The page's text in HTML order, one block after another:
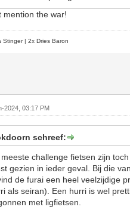
mention the war!
Stinger |2x Dries Baron
2024, 03:17 PM
schreef:
meeste challenge fietsen zijn
gezien in ieder geval. Bij die
de furai een heel veelzijdige
als seiran). Een hurri is wel
met ligfietsen.